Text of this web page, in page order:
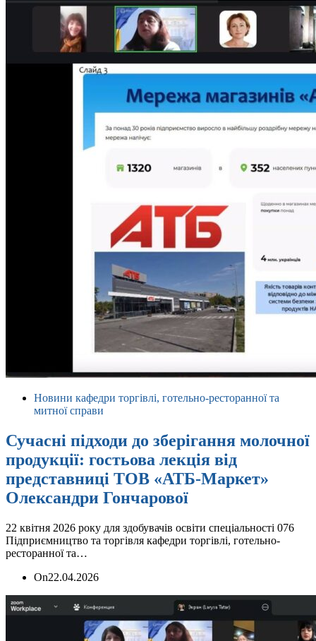
Новини кафедри торгівлі, готельно-ресторанної та
митної справи
Сучасні підходи до зберігання молочної
продукції: гостьова лекція від
представниці ТОВ «АТБ-Маркет»
Олександри Гончарової
22 квітня 2026 року для здобувачів освіти спеціальності 076
Підприємництво та торгівля кафедри торгівлі, готельно-
ресторанної та…
On22.04.2026